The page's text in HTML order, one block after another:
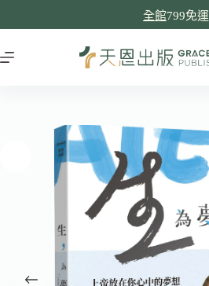
全館799免運